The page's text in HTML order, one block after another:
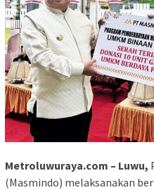
Metroluwuraya.com – Luwu,
(Masmindo) melaksanakan